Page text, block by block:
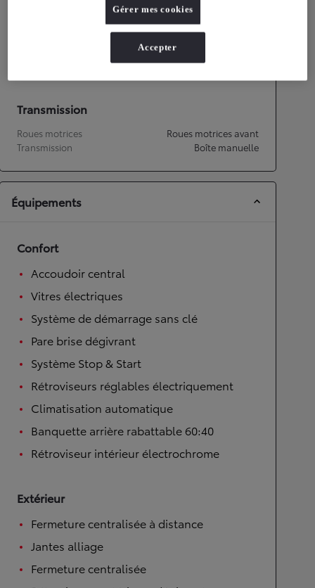
Transmission
Roues motrices
Roues motrices avant
Transmission
Boîte manuelle
Équipements
Confort
Accoudoir central
Vitres électriques
Système de démarrage sans clé
Pare brise dégivrant
Système Stop & Start
Rétroviseurs réglables électriquement
Climatisation automatique
Banquette arrière rabattable 60:40
Rétroviseur intérieur électrochrome
Extérieur
Fermeture centralisée à distance
Jantes alliage
Fermeture centralisée
Gérer mes cookies
Accepter